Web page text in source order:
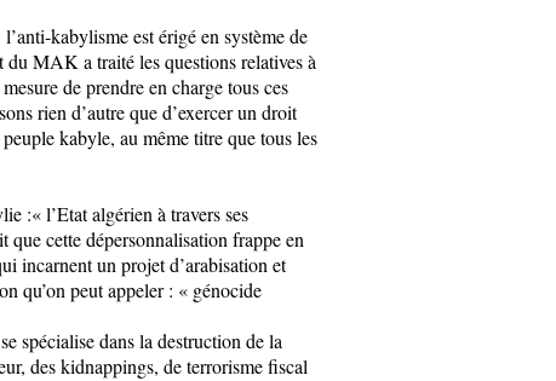
kabylisme est érigé en système de
du MAK a traité les questions relatives à
de prendre en charge tous ces
rien d’autre que d’exercer un droit
kabyle, au même titre que tous les
:« l’Etat algérien à travers ses
cette dépersonnalisation frappe en
incarnent un projet d’arabisation et
qu’on peut appeler : « génocide
spécialise dans la destruction de la
des kidnappings, de terrorisme fiscal